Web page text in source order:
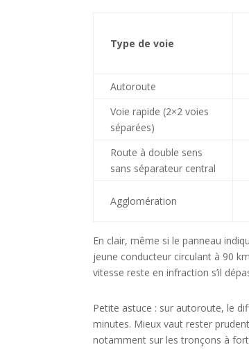
Type de voie
Autoroute
Voie rapide (2×2 voies
séparées)
Route à double sens
sans séparateur central
Agglomération
En clair, même si le panneau
jeune conducteur circulant à 90
vitesse reste en infraction s’il
Petite astuce : sur autoroute, le
minutes. Mieux vaut rester
notamment sur les tronçons à